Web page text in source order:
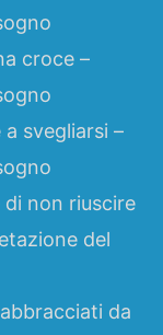
croce –
svegliarsi –
di non riuscire
del
da